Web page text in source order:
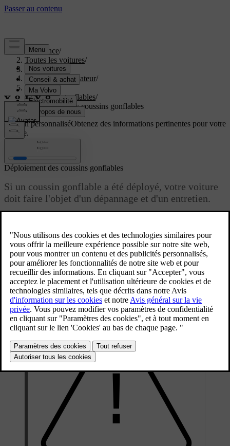
Assistance/
Toutes les voitures/
EX60 2027/
Manuel de l'utilisateur/
Sécurité/
Coussins gonflables/
Déploiement des coussins gonflables
Soutien personnaliséObtenez des informations pertinentes pour votre
voiture.
Connexion
Déploiement des coussins gonflables
Si un coussin gonflable a été déployé, votre voiture
doit faire l'objet d'un dépannage et d'un entretien.
presque instantanément avec une force considérable et un fort bruit.
Après cela, il se comporte différemment selon son type. Les
coussins gonflables avant et latéraux se dégonflent lorsqu'ils sont
comprimés, pour un amortissement contrôlé au cours d'une forte
collision unique. Les rideaux gonflables restent gonflés plus
longtemps afin d'offrir une protection contre des chocs subséquents.